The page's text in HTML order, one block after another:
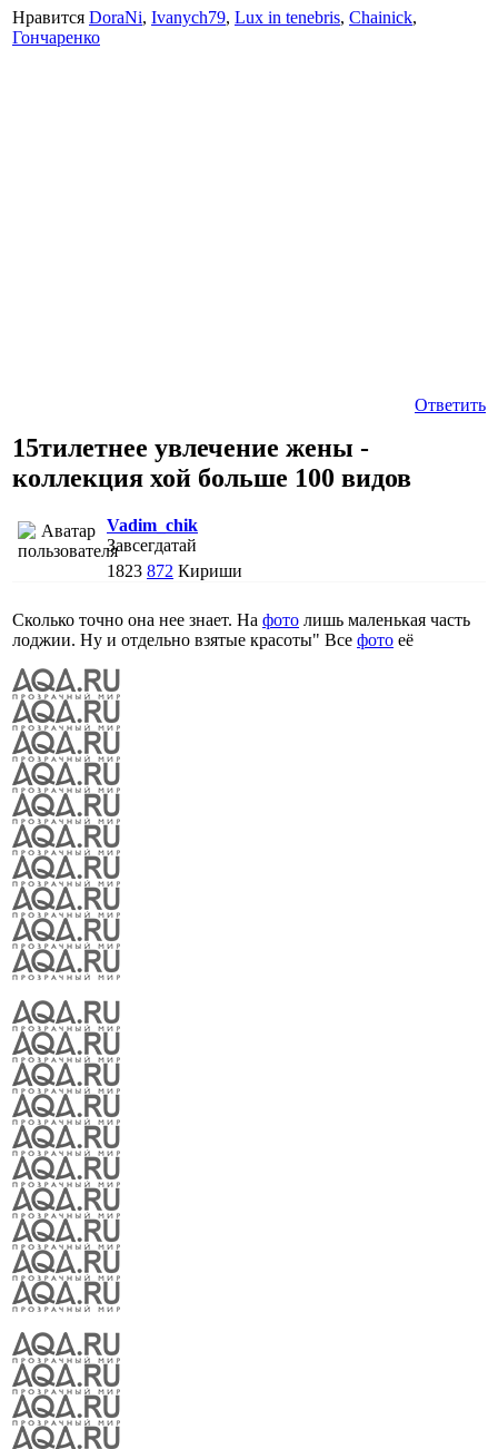
Нравится DoraNi, Ivanych79, Lux in tenebris, Chainick,
Гончаренко
Ответить
15тилетнее увлечение жены -
коллекция хой больше 100 видов
Vadim_chik
Завсегдатай
1823 872 Кириши
Сколько точно она нее знает. На фото лишь маленькая часть
лоджии. Ну и отдельно взятые красоты" Все фото её